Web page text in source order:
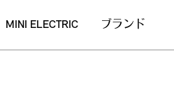
MINI ELECTRIC ブランド